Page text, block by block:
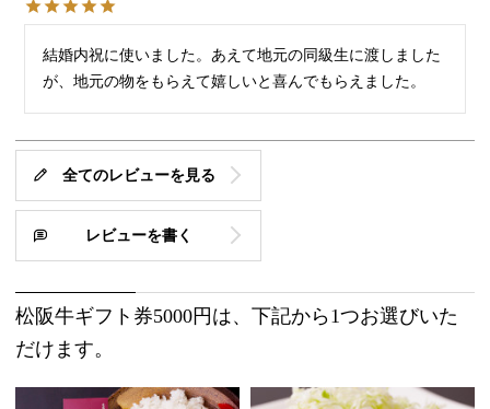
結婚内祝に使いました。あえて地元の同級生に渡しました
が、地元の物をもらえて嬉しいと喜んでもらえました。
全てのレビューを見る
レビューを書く
松阪牛ギフト券5000円は、下記から1つお選びいた
だけます。